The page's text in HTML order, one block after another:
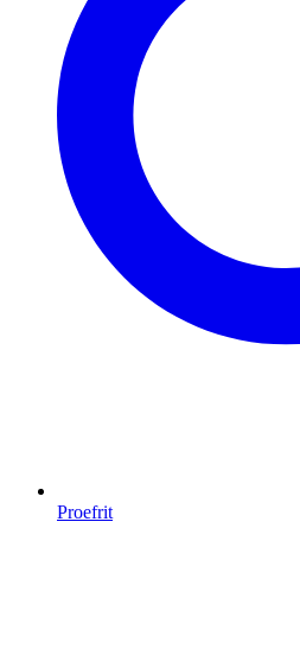
Proefrit